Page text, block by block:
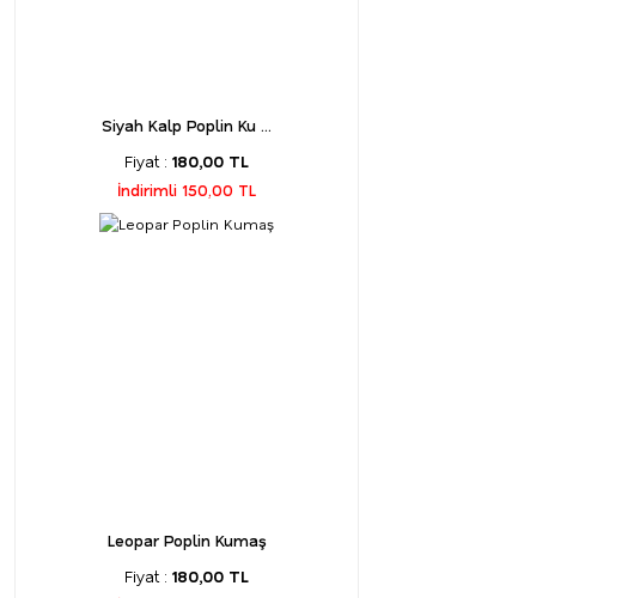
Siyah Kalp Poplin Ku ...
Fiyat : 180,00 TL
İndirimli 150,00 TL
Leopar Poplin Kumaş
Fiyat : 180,00 TL